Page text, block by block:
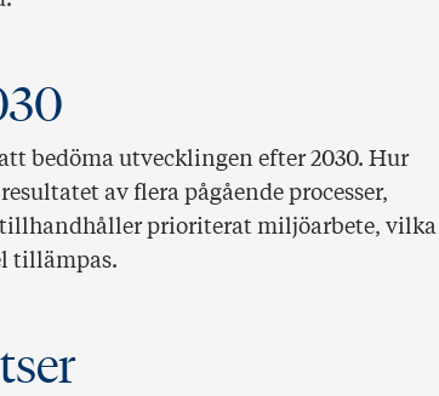
bedöma utvecklingen efter 2030. Hur
av flera pågående processer,
prioriterat miljöarbete, vilka
tillämpas.